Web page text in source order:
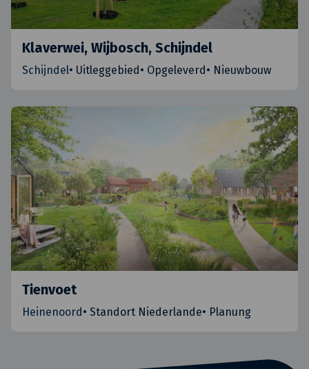
Klaverwei, Wijbosch, Schijndel
Schijndel• Uitleggebied • Opgeleverd • Nieuwbouw
Tienvoet
Heinenoord • Standort Niederlande• Planung